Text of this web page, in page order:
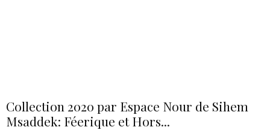
Collection 2020 par Espace Nour de Sihem
Msaddek: Féerique et Hors...